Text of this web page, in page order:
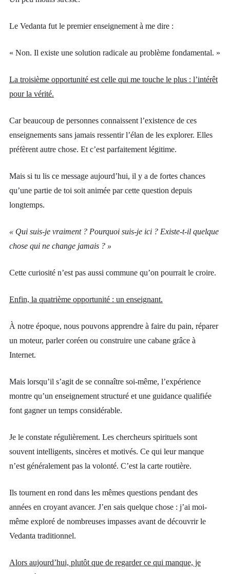
Le Vedanta fut le premier enseignement à me dire :
« Non. Il existe une solution radicale au problème fondamental. »
La troisième opportunité est celle qui me touche le plus : l’intérêt
pour la vérité.
Car beaucoup de personnes connaissent l’existence de ces
enseignements sans jamais ressentir l’élan de les explorer. Elles
préfèrent autre chose. Et c’est parfaitement légitime.
Mais si tu lis ce message aujourd’hui, il y a de fortes chances
qu’une partie de toi soit animée par cette question depuis
longtemps.
« Qui suis-je vraiment ? Pourquoi suis-je ici ? Existe-t-il quelque
chose qui ne change jamais ? »
Cette curiosité n’est pas aussi commune qu’on pourrait le croire.
Enfin, la quatrième opportunité : un enseignant.
À notre époque, nous pouvons apprendre à faire du pain, réparer
un moteur, parler coréen ou construire une cabane grâce à
Internet.
Mais lorsqu’il s’agit de se connaître soi-même, l’expérience
montre qu’un enseignement structuré et une guidance qualifiée
font gagner un temps considérable.
Je le constate régulièrement. Les chercheurs spirituels sont
souvent intelligents, sincères et motivés. Ce qui leur manque
n’est généralement pas la volonté. C’est la carte routière.
Ils tournent en rond dans les mêmes questions pendant des
années en croyant avancer. J’en sais quelque chose : j’ai moi-
même exploré de nombreuses impasses avant de découvrir le
Vedanta traditionnel.
Alors aujourd’hui, plutôt que de regarder ce qui manque, je